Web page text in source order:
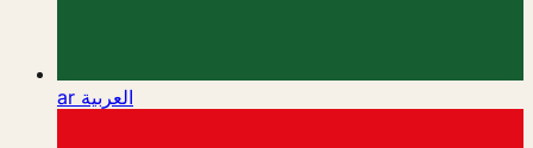
ar العربية